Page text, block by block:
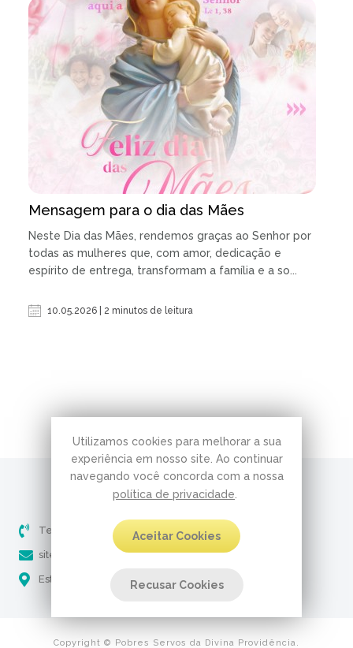
Utilizamos cookies para melhorar a sua
experiência em nosso site. Ao continuar
navegando você concorda com a nossa
política de privacidade
Aceitar Cookies
Recusar Cookies
Mensagem para o dia das Mães
Neste Dia das Mães, rendemos graças ao Senhor por
todas as mulheres que, com amor, dedicação e
espírito de entrega, transformam a família e a so...
10.05.2026 | 2 minutos de leitura
Telefone (51) 3237-5061
site@pobresservos.org.br
Estrada Aracaju, 650 - Nonoai Porto Alegre - RS
Copyright © Pobres Servos da Divina Providência.